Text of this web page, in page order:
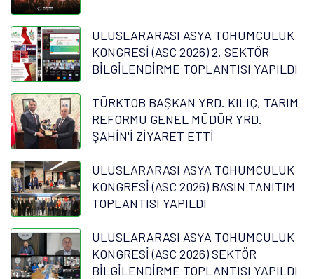
ULUSLARARASI ASYA TOHUMCULUK
KONGRESİ (ASC 2026) 2. SEKTÖR
BİLGİLENDİRME TOPLANTISI YAPILDI
TÜRKTOB BAŞKAN YRD. KILIÇ, TARIM
REFORMU GENEL MÜDÜR YRD.
ŞAHİN'İ ZİYARET ETTİ
ULUSLARARASI ASYA TOHUMCULUK
KONGRESİ (ASC 2026) BASIN TANITIM
TOPLANTISI YAPILDI
ULUSLARARASI ASYA TOHUMCULUK
KONGRESİ (ASC 2026) SEKTÖR
BİLGİLENDİRME TOPLANTISI YAPILDI